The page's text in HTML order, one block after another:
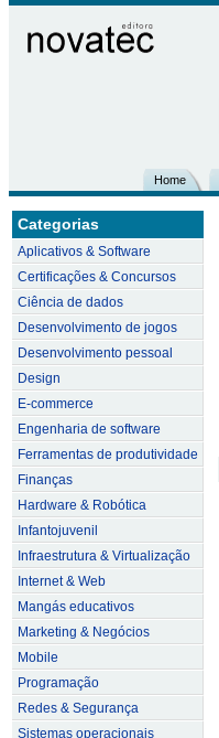
Home
Categorias
Aplicativos & Software
Certificações & Concursos
Ciência de dados
Desenvolvimento de jogos
Desenvolvimento pessoal
Design
E-commerce
Engenharia de software
Ferramentas de produtividade
Finanças
Hardware & Robótica
Infantojuvenil
Infraestrutura & Virtualização
Internet & Web
Mangás educativos
Marketing & Negócios
Mobile
Programação
Redes & Segurança
Sistemas operacionais